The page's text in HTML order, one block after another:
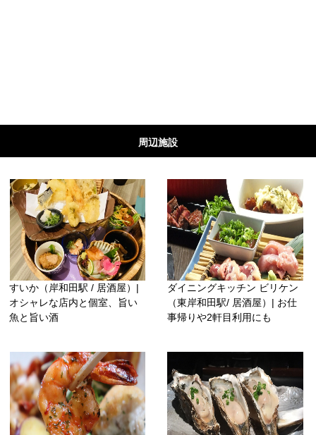
周辺施設
すいか（岸和田駅 / 居酒屋）|
オシャレな店内と個室、旨い
魚と旨い酒
ダイニングキッチン ビリケン
（東岸和田駅/ 居酒屋）| お仕
事帰りや2軒目利用にも